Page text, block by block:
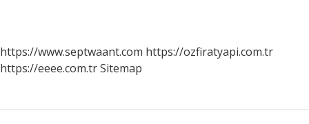
https://www.septwaant.com https://ozfiratyapi.com.tr
https://eeee.com.trSitemap